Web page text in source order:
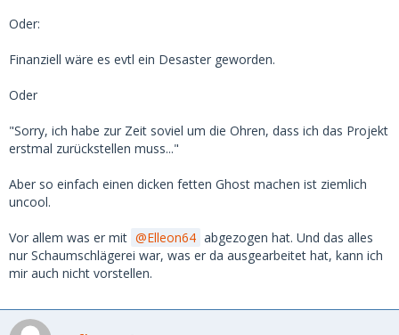
Oder:
Finanziell wäre es evtl ein Desaster geworden.
Oder
"Sorry, ich habe zur Zeit soviel um die Ohren, dass ich das Projekt
erstmal zurückstellen muss..."
Aber so einfach einen dicken fetten Ghost machen ist ziemlich
uncool.
Vor allem was er mit Elleon64 abgezogen hat. Und das alles
nur Schaumschlägerei war, was er da ausgearbeitet hat, kann ich
mir auch nicht vorstellen.